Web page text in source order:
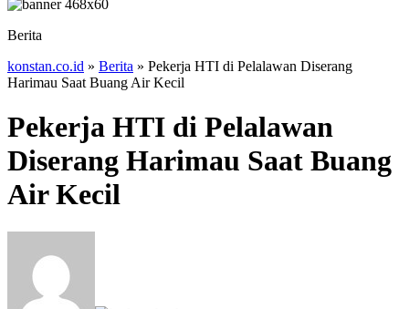
Berita
konstan.co.id » Berita » Pekerja HTI di Pelalawan Diserang
Harimau Saat Buang Air Kecil
Pekerja HTI di Pelalawan
Diserang Harimau Saat Buang
Air Kecil